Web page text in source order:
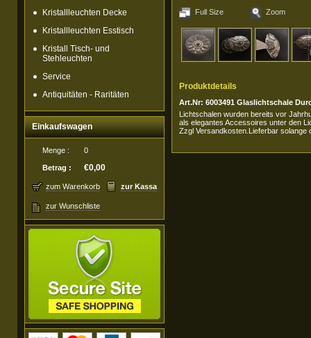
Kristallleuchten Decke
Kristallleuchten Esstisch
Kristall Tisch- und
Stehleuchten
Service
Antiquitäten - Raritäten
Einkaufswagen
Menge : 0
Betrag : €0,00
zum Warenkorb zur Kassa
zur Wunschliste
Full Size Zoom
Produktdetails
Art.Nr: 6003491 Glaslichtschale
Lichtschalen wurden bereits vor
als elegantes Accessoires unter den
Zzgl Versandkosten.Lieferbar solange